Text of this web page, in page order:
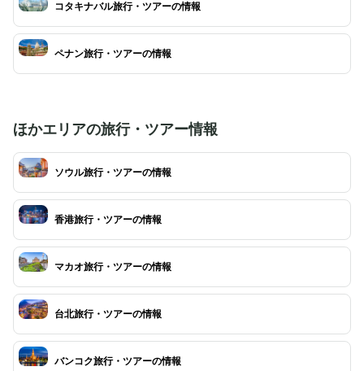
コタキナバル旅行・ツアーの情報
ペナン旅行・ツアーの情報
ほかエリアの旅行・ツアー情報
ソウル旅行・ツアーの情報
香港旅行・ツアーの情報
マカオ旅行・ツアーの情報
台北旅行・ツアーの情報
バンコク旅行・ツアーの情報